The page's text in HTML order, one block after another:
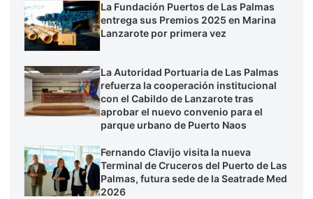
La Fundación Puertos de Las Palmas
entrega sus Premios 2025 en Marina
Lanzarote por primera vez
La Autoridad Portuaria de Las Palmas
refuerza la cooperación institucional
con el Cabildo de Lanzarote tras
aprobar el nuevo convenio para el
parque urbano de Puerto Naos
Fernando Clavijo visita la nueva
Terminal de Cruceros del Puerto de Las
Palmas, futura sede de la Seatrade Med
2026